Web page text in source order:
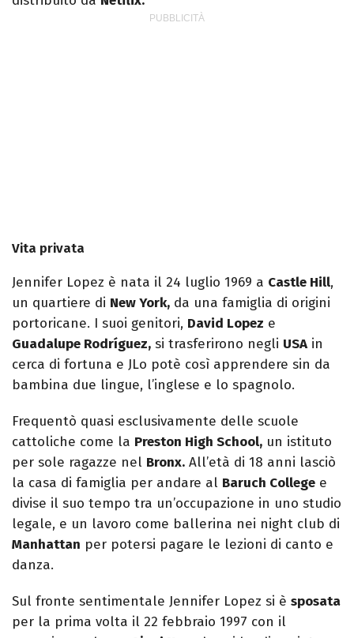
Vita privata
Jennifer Lopez è nata il 24 luglio 1969 a Castle Hill,
un quartiere di New York, da una famiglia di origini
portoricane. I suoi genitori, David Lopez e
Guadalupe Rodríguez, si trasferirono negli USAin
cerca di fortuna e JLo potè così apprendere sin da
bambina due lingue, l’inglese e lo spagnolo.
Frequentò quasi esclusivamente delle scuole
cattoliche come la Preston High School, un istituto
per sole ragazze nel Bronx. All’età di 18 anni lasciò
la casa di famiglia per andare al Baruch College e
divise il suo tempo tra un’occupazione in uno studio
legale, e un lavoro come ballerina nei night club di
Manhattan per potersi pagare le lezioni di canto e
danza.
Sul fronte sentimentale Jennifer Lopez si è sposata
per la prima volta il 22 febbraio 1997 con il